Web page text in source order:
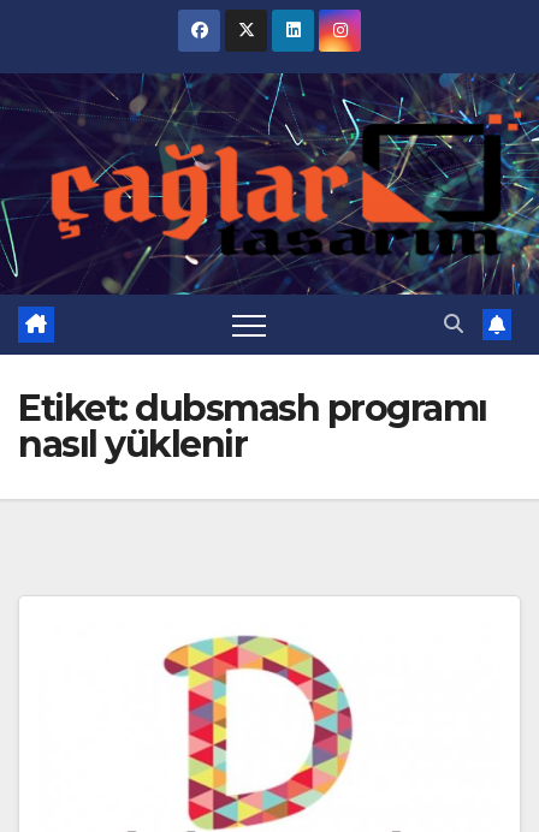
content
Etiket:dubsmash programı
nasıl yüklenir